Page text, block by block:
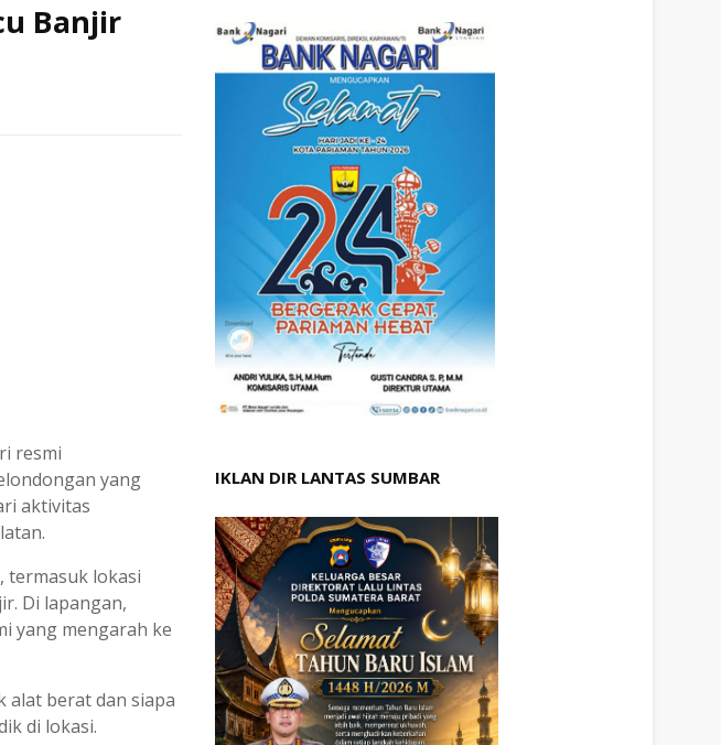
Banjir
resmi
yang
aktivitas
termasuk lokasi
Di lapangan,
yang mengarah ke
alat berat dan siapa
di lokasi.
IKLAN DIR LANTAS SUMBAR